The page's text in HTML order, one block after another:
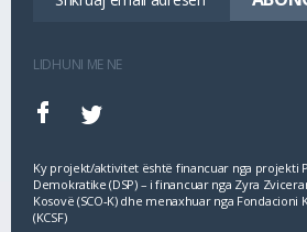
LIDHUNI ME NE
Ky projekt/aktivitet është financuar nga projekti
Demokratike (DSP) – i financuar nga Zyra
Kosovë (SCO‐K) dhe menaxhuar nga Fondacioni
(KCSF)